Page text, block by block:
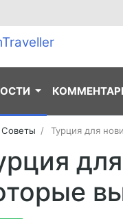
Советы Турция для